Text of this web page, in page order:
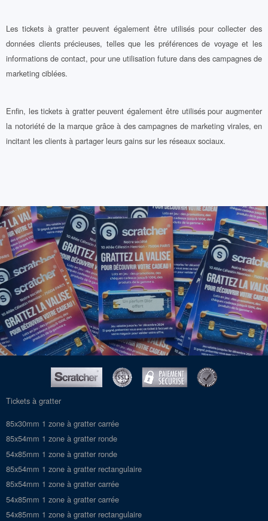
Les tickets à gratter peuvent également être utilisés pour collecter des
données clients précieuses, telles que les préférences de voyage et les
informations de contact, pour une utilisation future dans des campagnes de
marketing ciblées.
Enfin, les tickets à gratter peuvent également être utilisés pour augmenter
la notoriété de la marque grâce à des campagnes de marketing virales, en
incitant les clients à partager leurs gains sur les réseaux sociaux.
Tickets à gratter
85x30mm 1 zone à gratter carrée
85x54mm 1 zone à gratter ronde
54x85mm 1 zone à gratter ronde
85x54mm 1 zone à gratter rectangulaire
85x54mm 1 zone à gratter carrée
54x85mm 1 zone à gratter carrée
54x85mm 1 zone à gratter rectangulaire